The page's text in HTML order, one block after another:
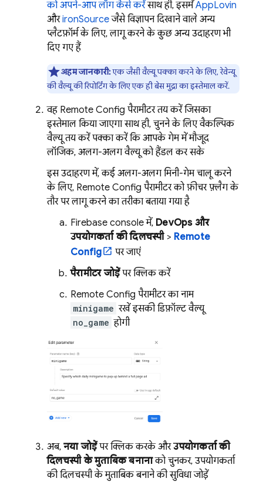
को अपने-आप लॉग कैसे करें. साथ ही, इसमेंAppLovin
औरironSourceजैसे विज्ञापन दिखाने वाले अन्य
प्लैटफ़ॉर्म के लिए, लागू करने के कुछ अन्य उदाहरण भी
दिए गए हैं.
अहम जानकारी:एक जैसी वैल्यू पक्का करने के लिए, रेवेन्यू
की वैल्यू की रिपोर्टिंग के लिए एक ही बेस मुद्रा का इस्तेमाल करें.
वह Remote Config पैरामीटर तय करें जिसका
इस्तेमाल किया जाएगा. साथ ही, चुनने के लिए वैकल्पिक
वैल्यू तय करें. पक्का करें कि आपके गेम में मौजूद
लॉजिक, अलग-अलग वैल्यू को हैंडल कर सके.
इस उदाहरण में, कई अलग-अलग मिनी-गेम चालू करने
के लिए, Remote Config पैरामीटर को फ़ीचर फ़्लैग के
तौर पर लागू करने का तरीका बताया गया है.
Firebase console में, DevOps और
उपयोगकर्ता की दिलचस्पी> Remote
Config
पर जाएं.
पैरामीटर जोड़ेंपर क्लिक करें.
Remote Config पैरामीटर का नाम
minigame रखें. इसकी डिफ़ॉल्ट वैल्यू
no_game होगी.
अब, नया जोड़ेंपर क्लिक करके औरउपयोगकर्ता की
दिलचस्पी के मुताबिक बनानाको चुनकर, उपयोगकर्ता
की दिलचस्पी के मुताबिक बनाने की सुविधा जोड़ें.